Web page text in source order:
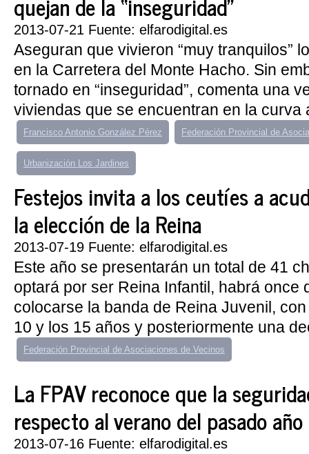
2013-07-21 Fuente: elfarodigital.es
Aseguran que vivieron “muy tranquilos”
en la Carretera del Monte Hacho. Sin
tornado en “inseguridad”, comenta una
viviendas que se encuentran en la curva
Francisco Antonio González Pérez Federación Provincial de
Urbanización Los Jardines
Festejos invita a los ceutíes a
la elección de la Reina
2013-07-19 Fuente: elfarodigital.es
Este año se presentarán un total de 41
optará por ser Reina Infantil, habrá once
colocarse la banda de Reina Juvenil,
10 y los 15 años y posteriormente una
Federación Provincial de Asociaciones de Vecinos
La FPAV reconoce que la
respecto al verano del pasado año
2013-07-16 Fuente: elfarodigital.es